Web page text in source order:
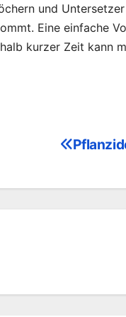
und
Eine einfache
kurzer Zeit kann